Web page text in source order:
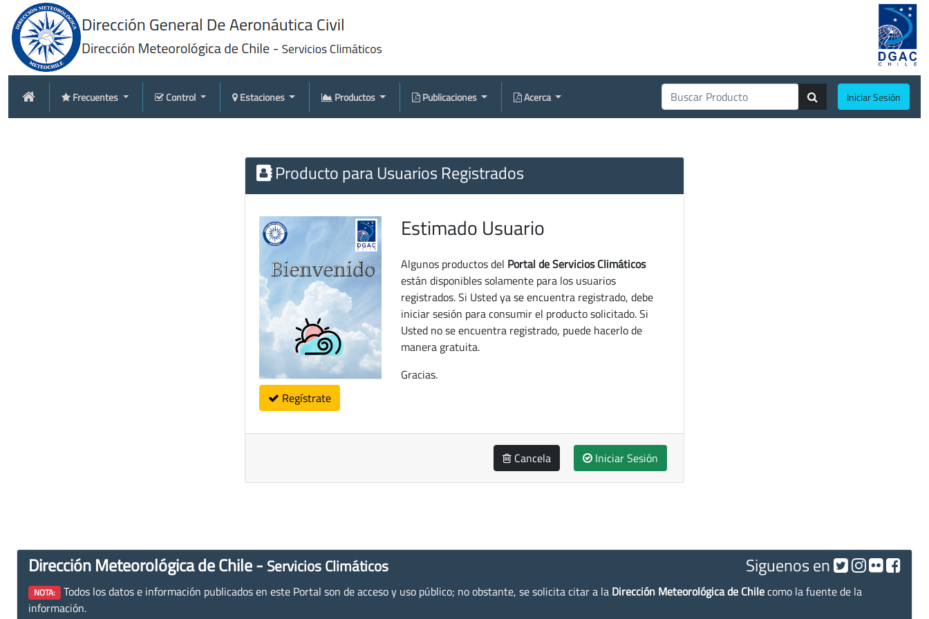
Frecuentes Control Estaciones Productos Publicaciones Acerca Iniciar Sesión
Producto para Usuarios Registrados
Regístrate
Estimado Usuario
Algunos productos del Portal de Servicios Climáticos
están disponibles solamente para los usuarios
registrados. Si Usted ya se encuentra registrado, debe
iniciar sesión para consumir el producto solicitado. Si
Usted no se encuentra registrado, puede hacerlo de
manera gratuita.
Gracias.
Cancela Iniciar Sesión
Dirección Meteorológica de Chile - Servicios Climáticos Siguenos en
NOTA: Todos los datos e información publicados en este Portal son de acceso y uso público; no obstante, se solicita citar a la Dirección Meteorológica de Chilecomo la fuente de la
información.